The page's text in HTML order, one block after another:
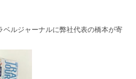
ベルジャーナルに弊社代表の橋本が寄